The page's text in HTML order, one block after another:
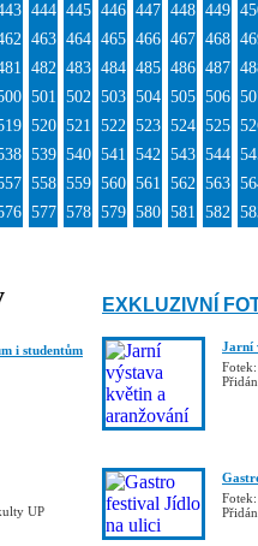
444 445 446 447 448 449
463 464 465 466 467 468
482 483 484 485 486 487
501 502 503 504 505 506
520 521 522 523 524 525
539 540 541 542 543 544
558 559 560 561 562 563
577 578 579 580 581 582
i studentům
UP
EXKLUZIVNÍ
Jarní